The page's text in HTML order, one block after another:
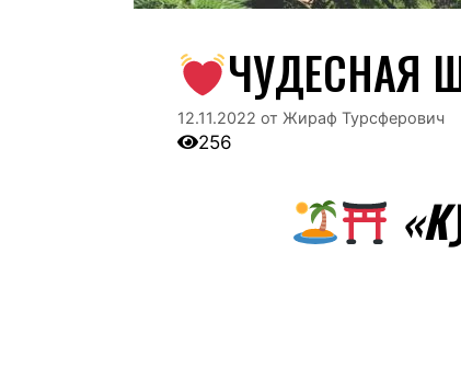
ЧУДЕСНАЯ
12.11.2022 от Жираф Турсферович
256